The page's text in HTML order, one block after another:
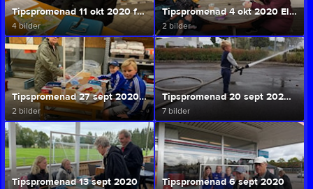
Tipspromenad 11 okt 2020 från Svenska Foder AB
4 bilder
Tipspromenad 4 okt 2020 Elins Bageri & Konditori
2 bilder
Tipspromenad 27 sept 2020 XL Bygg Byggbiten
2 bilder
Tipspromenad 20 sept 2020 från Räddningstjänsten
7 bilder
Tipspromenad 13 sept 2020 Tipspromenad 6 sept 2020